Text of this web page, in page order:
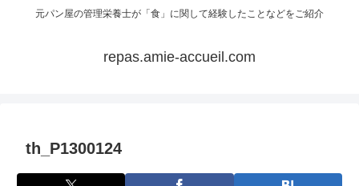
元パン屋の管理栄養士が「食」に関して経験したことなどをご紹介
repas.amie-accueil.com
th_P1300124